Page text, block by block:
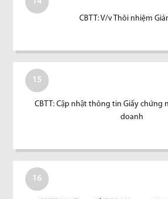
CBTT: V/v Thôi nhiệm
15
CBTT: Cập nhật thông tin Giấy chứng
doanh
16